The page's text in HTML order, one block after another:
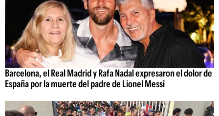
Barcelona, el Real Madrid y Rafa Nadal expresaron el dolor de
España por la muerte del padre de Lionel Messi